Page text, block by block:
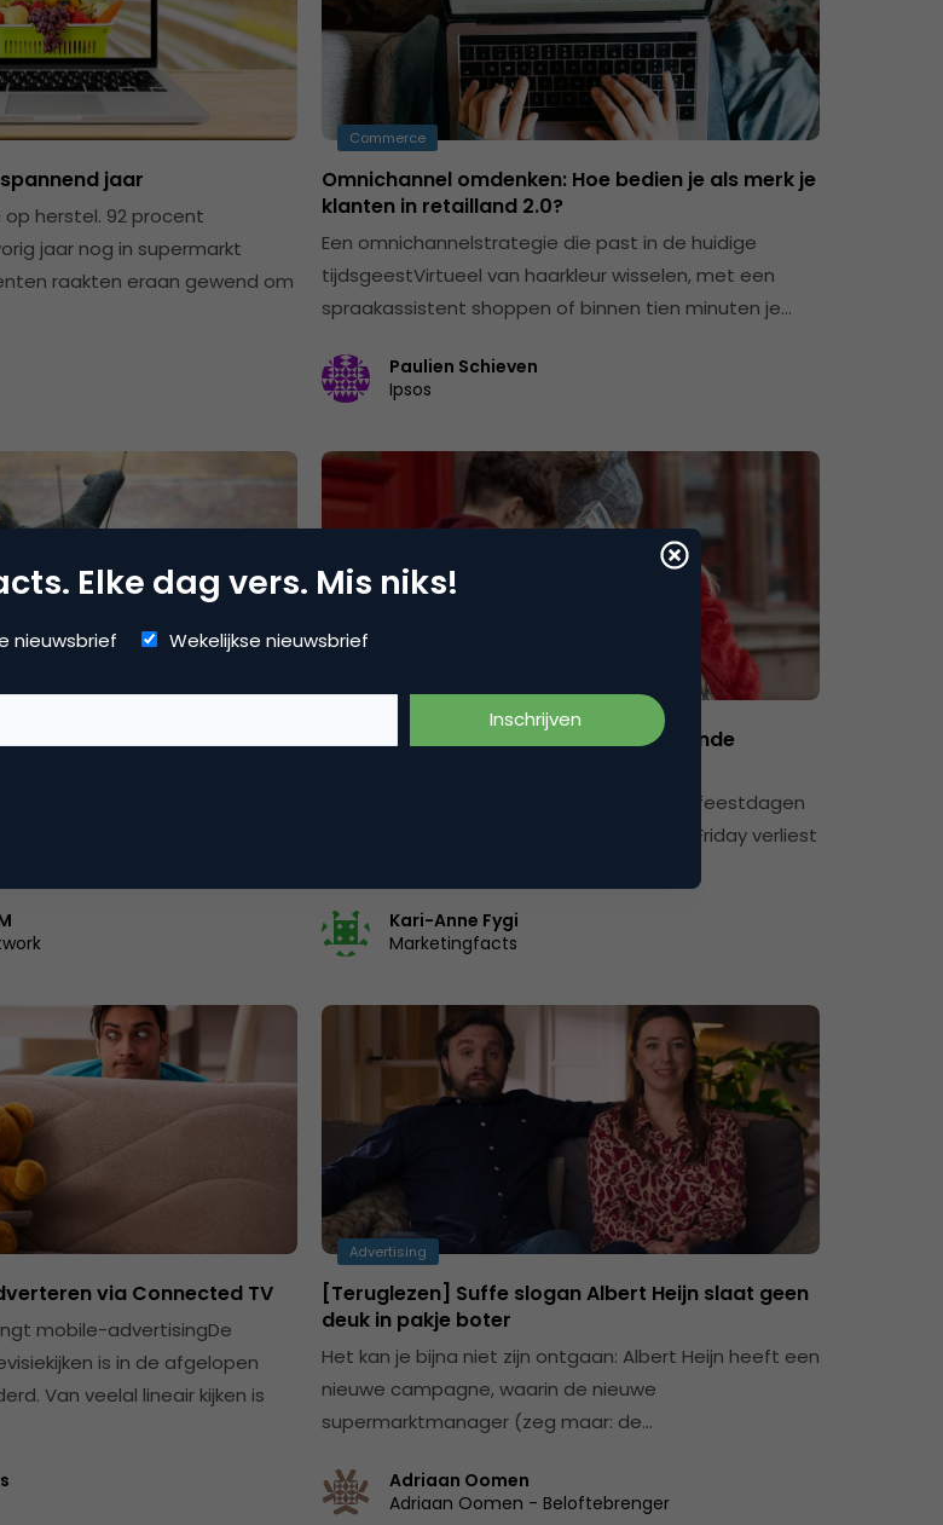
jaar
herstel. 92 procent
jaar nog in supermarkt
raakten eraan gewend om
Commerce
Omnichannel omdenken: Hoe bedien je als merk je
klanten in retailland 2.0?
Een omnichannelstrategie die past in de huidige
tijdsgeestVirtueel van haarkleur wisselen, met een
spraakassistent shoppen of binnen tien minuten je…
Paulien Schieven
Ipsos
CRM, Loyalty & CX
‘D’r op of d’r onder voor winkels komende
88 procent van de marketeers denkt dat feestdagen
2021 hun bedrijf zal maken of brekenBlack Friday verliest
Kari-Anne Fygi
Marketingfacts
via Connected TV
mobile-advertisingDe
is in de afgelopen
Van veelal lineair kijken is
Advertising
[Teruglezen] Suffe slogan Albert Heijn slaat geen
deuk in pakje boter
Het kan je bijna niet zijn ontgaan: Albert Heijn heeft een
nieuwe campagne, waarin de nieuwe
supermarktmanager (zeg maar: de…
Adriaan Oomen
Adriaan Oomen - Beloftebrenger
Elke dag vers. Mis niks!
nieuwsbrief Wekelijkse nieuwsbrief